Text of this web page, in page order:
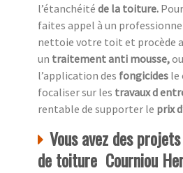
l’étanchéité de la toiture.
faites appel à un
nettoie votre toit et procède
un traitement anti mousse,
l’application des fongicides le
focaliser sur les travaux d
rentable de supporter le prix
Vous avez des
de toiture Courniou